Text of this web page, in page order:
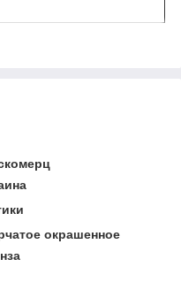
окрашенное